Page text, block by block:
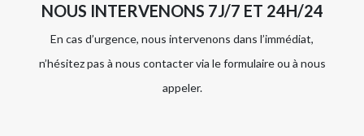
NOUS INTERVENONS 7J/7 ET 24H/24
En cas d’urgence, nous intervenons dans l’immédiat,
n’hésitez pas à nous contacter via le formulaire ou à nous
appeler.